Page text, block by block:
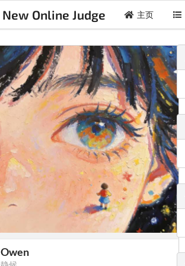
New Online Judge 主页
Owen